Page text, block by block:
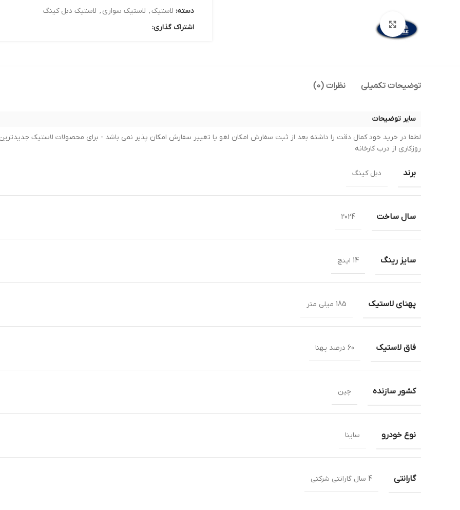
بزرگنمایی تصویر
دسته: لاستیک, لاستیک سواری , لاستیک دبل کینگ
اشتراک گذاری:
توضیحات تکمیلی نظرات (0)
سایر توضیحات
روزکاری از درب کارخانه
برند دبل کینگ
سال ساخت 2024
سایز رینگ 14 اینچ
پهنای لاستیک 185 میلی متر
فاق لاستیک 60 درصد پهنا
کشور سازنده چین
نوع خودرو ساینا
گارانتی 4 سال گارانتی شرکتی